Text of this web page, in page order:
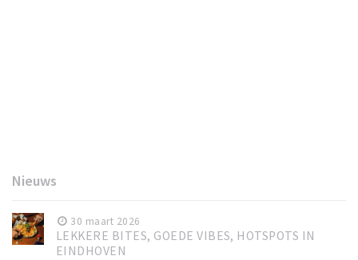
Nieuws
30 maart 2026
LEKKERE BITES, GOEDE VIBES, HOTSPOTS IN
EINDHOVEN